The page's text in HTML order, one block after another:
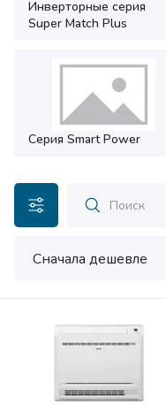
Инверторные серия
Super Match Plus
Серия Smart Power
Сначала дешевле